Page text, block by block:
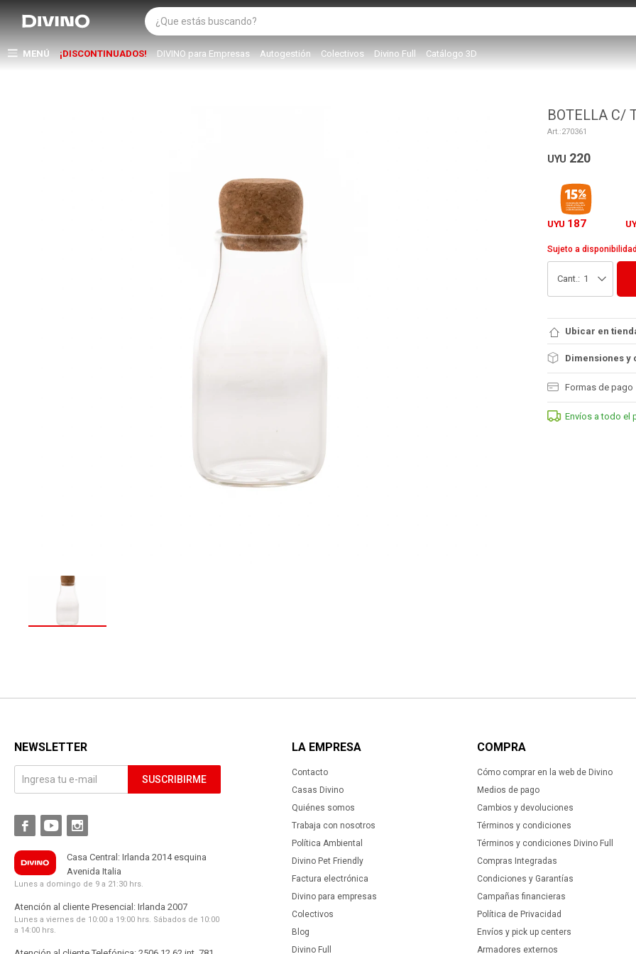
MENÚ ¡DISCONTINUADOS! DIVINO para Empresas Autogestión Colectivos Divino Full Catálogo 3D
BOTELLA C/
270361
UYU 220
UYU 187
Sujeto a
1
Ubicar en
Dimensiones
Formas de pago
Envíos a todo el
LA EMPRESA
Contacto
Casas Divino
Quiénes somos
Trabaja con nosotros
Política Ambiental
Divino Pet Friendly
Factura electrónica
Divino para empresas
Colectivos
Blog
Divino Full
COMPRA
Cómo comprar en la web de Divino
Medios de pago
Cambios y devoluciones
Términos y condiciones
Términos y condiciones Divino Full
Compras Integradas
Condiciones y Garantías
Campañas financieras
Política de Privacidad
Envíos y pick up centers
Armadores externos
NEWSLETTER
SUSCRIBIRME
  
Casa Central: Irlanda 2014 esquina
Avenida Italia
Lunes a domingo de 9 a 21:30 hrs.
Atención al cliente Presencial: Irlanda 2007
Lunes a viernes de 10:00 a 19:00 hrs. Sábados de 10:00
a 14:00 hrs.